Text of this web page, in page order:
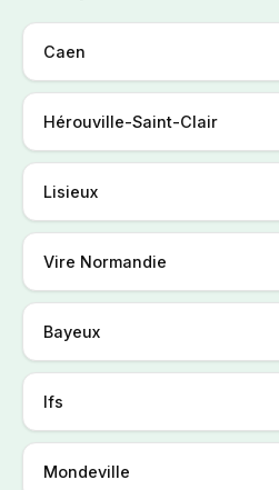
Caen
Hérouville-Saint-Clair
Lisieux
Vire Normandie
Bayeux
Ifs
Mondeville